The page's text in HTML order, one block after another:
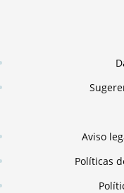
Aviso
Políticas